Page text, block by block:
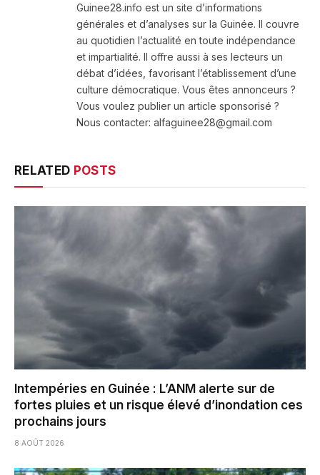
Guinee28.info est un site d’informations
générales et d’analyses sur la Guinée. Il couvre
au quotidien l’actualité en toute indépendance
et impartialité. Il offre aussi à ses lecteurs un
débat d’idées, favorisant l’établissement d’une
culture démocratique. Vous êtes annonceurs ?
Vous voulez publier un article sponsorisé ?
Nous contacter: alfaguinee28@gmail.com
RELATED POSTS
Intempéries en Guinée : L’ANM alerte sur de
fortes pluies et un risque élevé d’inondation ces
prochains jours
8 AOÛT 2026